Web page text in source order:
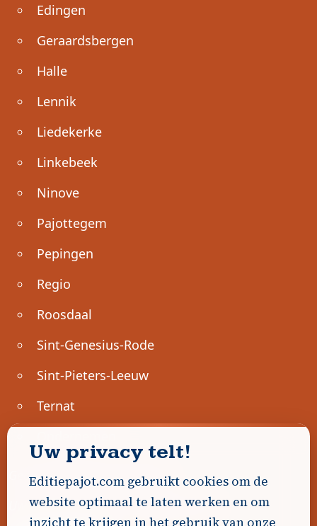
Edingen
Geraardsbergen
Halle
Lennik
Liedekerke
Linkebeek
Ninove
Pajottegem
Pepingen
Regio
Roosdaal
Sint-Genesius-Rode
Sint-Pieters-Leeuw
Ternat
Geen advertenties gevonden.
Uw advertentie hier? Contacteer ons!
Uw privacy telt!
Editiepajot.com gebruikt cookies om de
website optimaal te laten werken en om
inzicht te krijgen in het gebruik van onze